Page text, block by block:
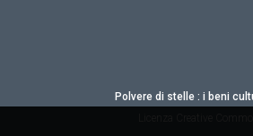
Polvere di stelle : i beni